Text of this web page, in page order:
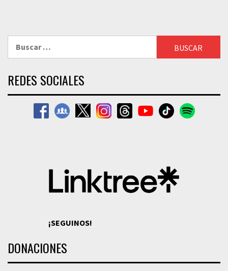
REDES SOCIALES
¡SEGUINOS!
DONACIONES